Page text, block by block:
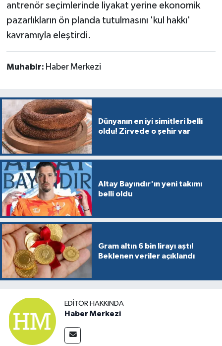
antrenör seçimlerinde liyakat yerine ekonomik
pazarlıkların ön planda tutulmasını 'kul hakkı'
kavramıyla eleştirdi.
Muhabir: Haber Merkezi
Dünyanın en iyi simitleri belli
oldu! Zirvede o şehir var
Altay Bayındır'ın yeni takımı
belli oldu
Gram altın 6 bin lirayı aştı!
Beklenen veriler açıklandı
EDITÖR HAKKINDA
Haber Merkezi